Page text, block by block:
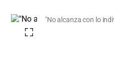
"No alcanza con lo